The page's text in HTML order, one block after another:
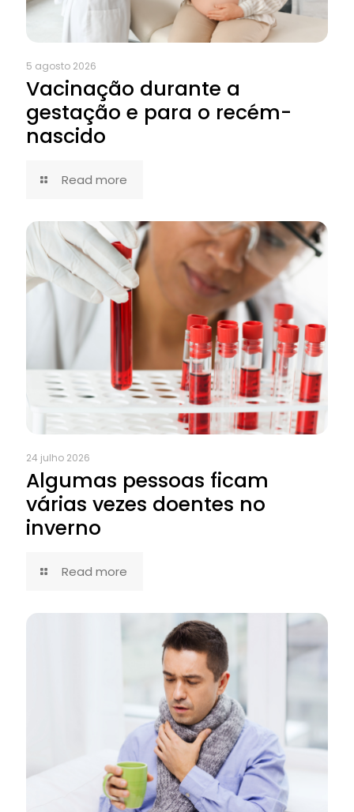
5 agosto 2026
Vacinação durante a
gestação e para o recém-
nascido
Read more
24 julho 2026
Algumas pessoas ficam
várias vezes doentes no
inverno
Read more